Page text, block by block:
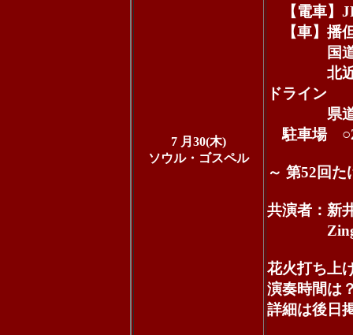
7 月30(木)
ソウル・ゴスペル
【電車】
【車】播
国道178
北近畿豊
ドライン
県道1号
駐車場
～ 第52回
共演者：新
花火打ち上
演奏時間は
詳細は後日